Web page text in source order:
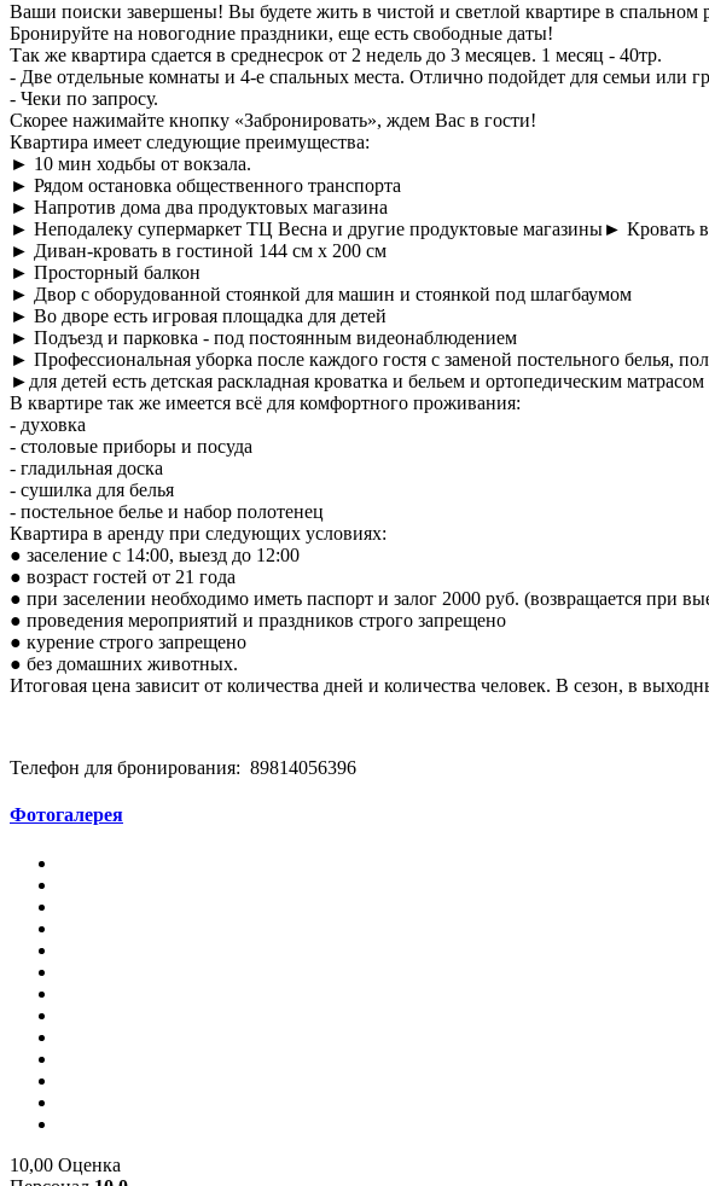
Ваши поиски завершены! Вы будете жить в чистой и светлой квартире в спальном
Бронируйте на новогодние праздники, еще есть свободные даты!
Так же квартира сдается в среднесрок от 2 недель до 3 месяцев. 1 месяц - 40тр.
- Две отдельные комнаты и 4-е спальных места. Отлично подойдет для семьи или
- Чеки по запросу.
Скорее нажимайте кнопку «Забронировать», ждем Вас в гости!
Квартира имеет следующие преимущества:
► 10 мин ходьбы от вокзала.
► Рядом остановка общественного транспорта
► Напротив дома два продуктовых магазина
► Неподалеку супермаркет ТЦ Весна и другие продуктовые магазины► Кровать
► Диван-кровать в гостиной 144 см x 200 см
► Просторный балкон
► Двор с оборудованной стоянкой для машин и стоянкой под шлагбаумом
► Во дворе есть игровая площадка для детей
► Подъезд и парковка - под постоянным видеонаблюдением
► Профессиональная уборка после каждого гостя с заменой постельного белья,
►для детей есть детская раскладная кроватка и бельем и ортопедическим
В квартире так же имеется всё для комфортного проживания:
- духовка
- столовые приборы и посуда
- гладильная доска
- сушилка для белья
- постельное белье и набор полотенец
Квартира в аренду при следующих условиях:
● заселение с 14:00, выезд до 12:00
● возраст гостей от 21 года
● при заселении необходимо иметь паспорт и залог 2000 руб. (возвращается при
● проведения мероприятий и праздников строго запрещено
● курение строго запрещено
● без домашних животных.
Итоговая цена зависит от количества дней и количества человек. В сезон, в
Телефон для бронирования: 89814056396
Фотогалерея
10,00 Оценка